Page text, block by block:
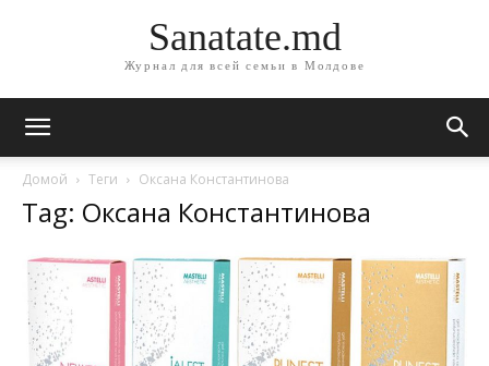
Sanatate.md
Журнал для всей семьи в Молдове
Домой Теги Оксана Константинова
Tag: Оксана Константинова